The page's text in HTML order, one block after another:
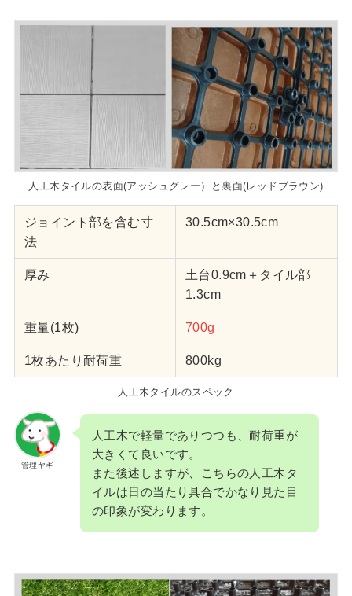
人工木タイルの表面(アッシュグレー）と裏面(レッドブラウン)
ジョイント部を含む寸
法
30.5cm×30.5cm
厚み
土台0.9cm＋タイル部
1.3cm
重量(1枚) 700g
1枚あたり耐荷重 800kg
人工木タイルのスペック
管理ヤギ
人工木で軽量でありつつも、耐荷重が
大きくて良いです。
また後述しますが、こちらの人工木タ
イルは日の当たり具合でかなり見た目
の印象が変わります。